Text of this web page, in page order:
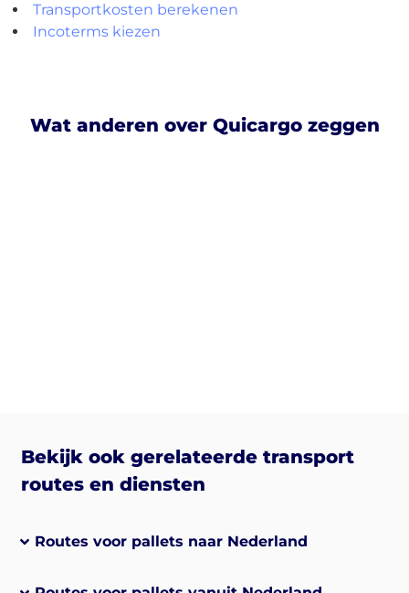
Transportkosten berekenen
Incoterms kiezen
Wat anderen over Quicargo zeggen
Bekijk ook gerelateerde transport
routes en diensten
Routes voor pallets naar Nederland